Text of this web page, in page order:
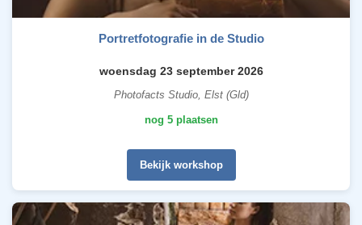
Portretfotografie in de Studio
woensdag 23 september 2026
Photofacts Studio, Elst (Gld)
nog 5 plaatsen
Bekijk workshop